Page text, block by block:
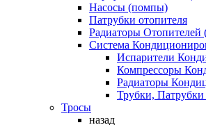
Насосы (помпы)
Патрубки отопителя
Радиаторы Отопителей
Система
Испарители
Компрессоры
Радиаторы
Трубки,
Тросы
назад